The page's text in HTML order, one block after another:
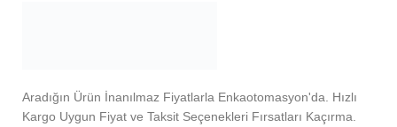
Aradığın Ürün İnanılmaz Fiyatlarla Enkaotomasyon'da. Hızlı
Kargo Uygun Fiyat ve Taksit Seçenekleri Fırsatları Kaçırma.